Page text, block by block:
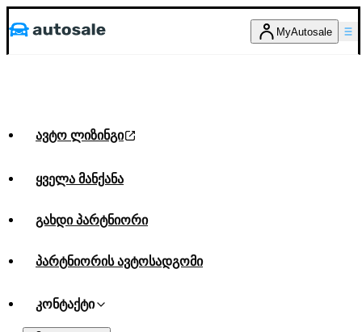
MyAutosale
ავტო ლიზინგი
ყველა მანქანა
გახდი პარტნიორი
პარტნიორის ავტოსადგომი
კონტაქტი